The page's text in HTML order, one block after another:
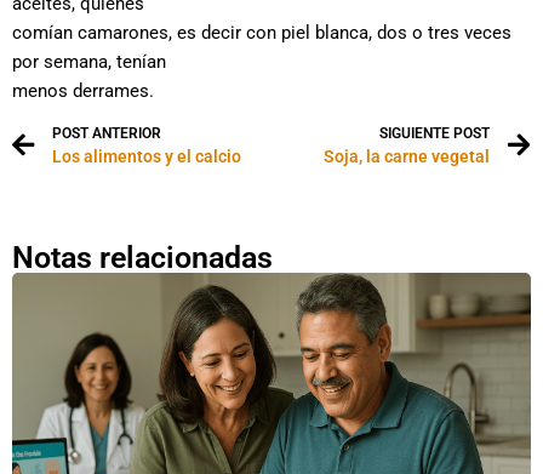
comían camarones, es decir con piel blanca, dos o tres veces
por semana, tenían
menos derrames.
POST ANTERIOR
Los alimentos y el calcio
SIGUIENTE POST
Soja, la carne vegetal
Notas relacionadas